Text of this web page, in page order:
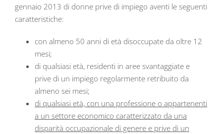
gennaio 2013 di donne prive di impiego aventi le seguenti
caratteristiche:
con almeno 50 anni di età disoccupate da oltre 12
mesi;
di qualsiasi età, residenti in aree svantaggiate e
prive di un impiego regolarmente retribuito da
almeno sei mesi;
di qualsiasi età, con una professione o appartenenti
a un settore economico caratterizzato da una
disparità occupazionale di genere e prive di un